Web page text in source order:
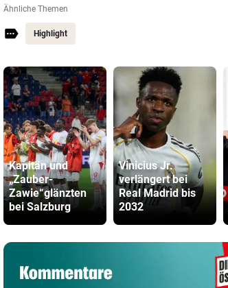
Ähnliche Themen
Highlight
Kapitän und
„Zauber-
Zawie“glänzten
bei Salzburg
Vinicius Jr.
verlängert bei
Real Madrid bis
2032